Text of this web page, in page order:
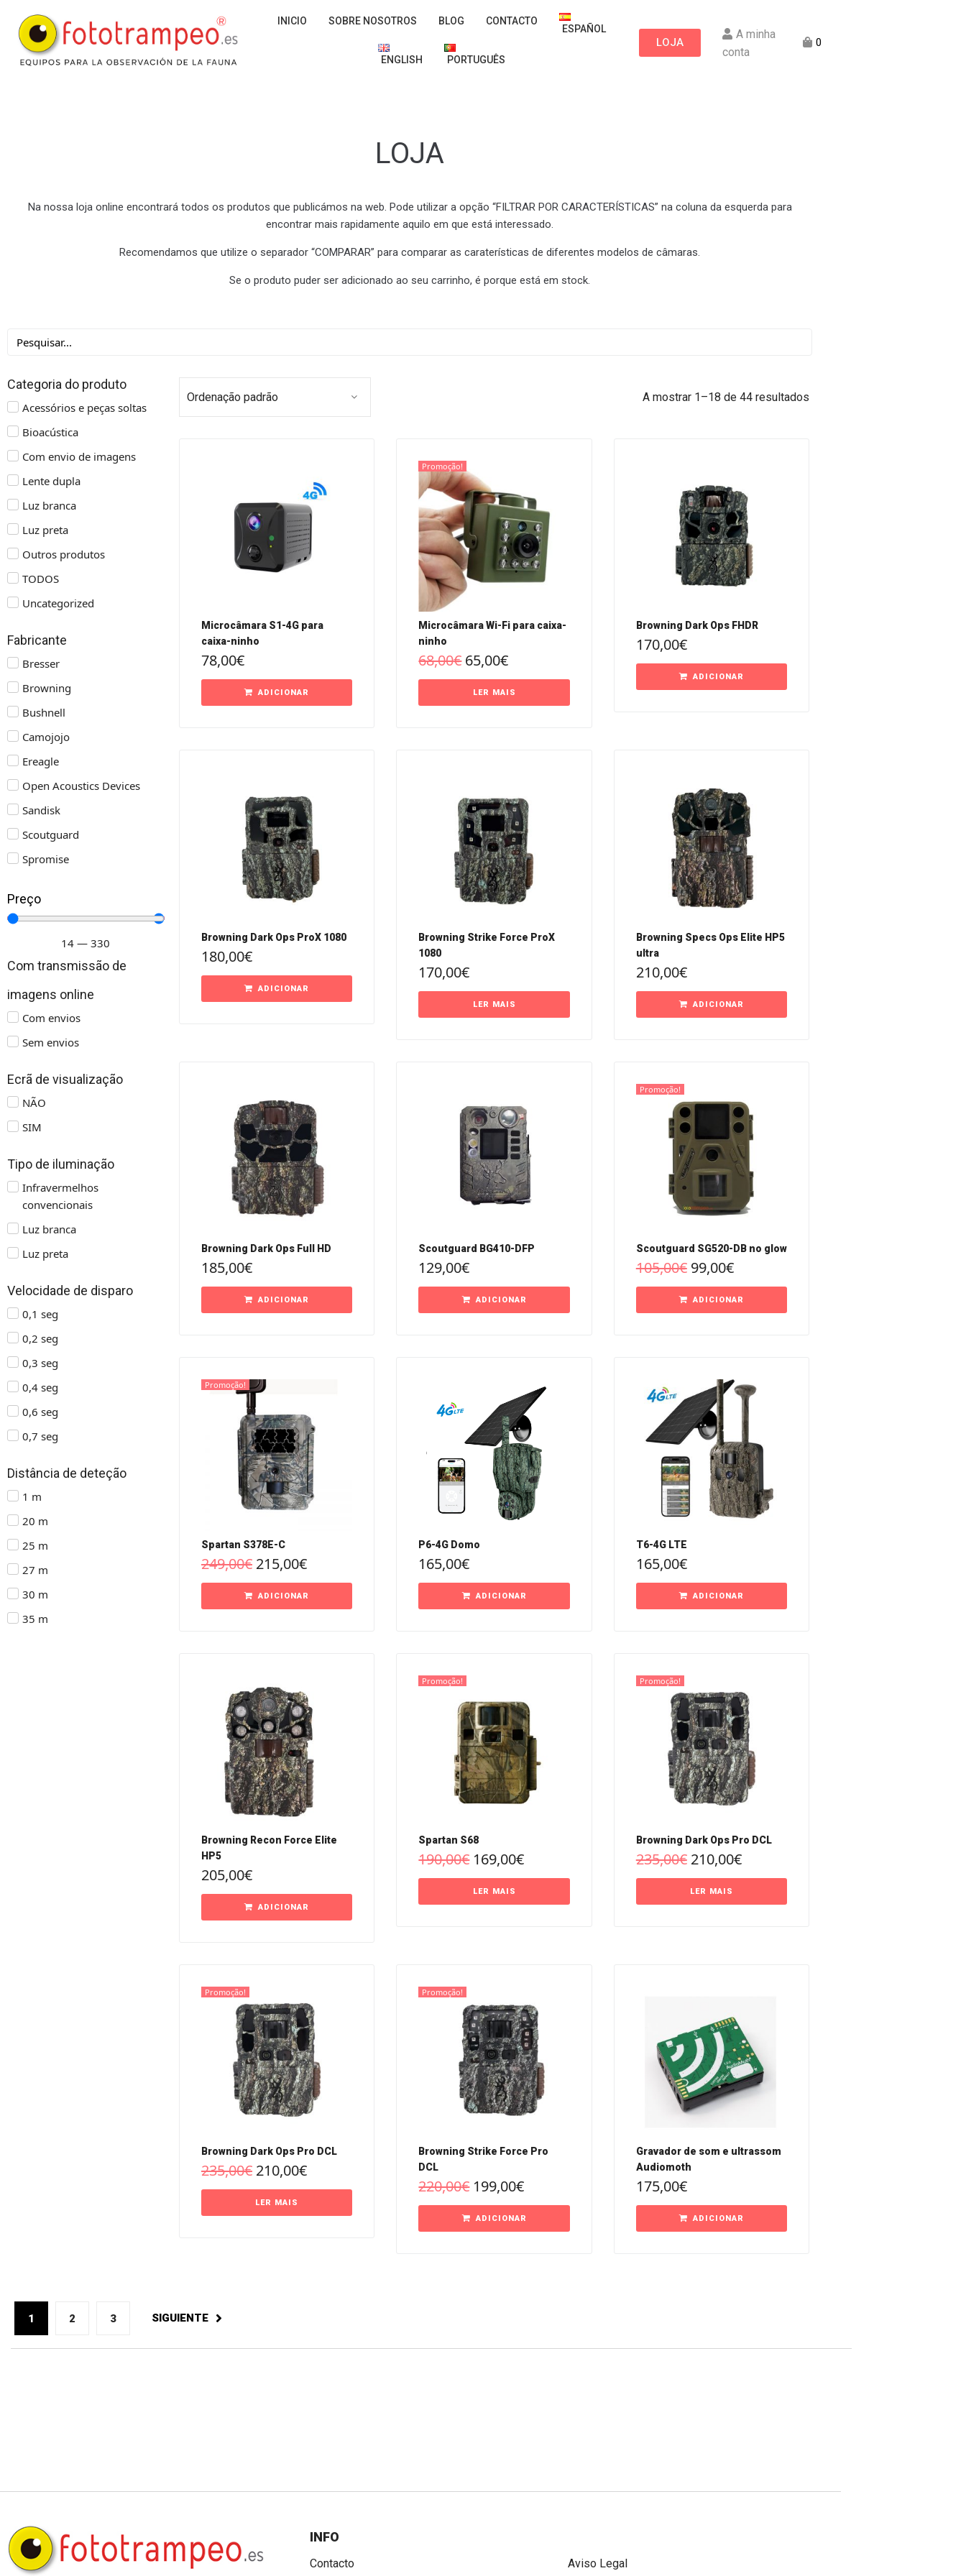
INICIO SOBRE NOSOTROS BLOG CONTACTO
ESPAÑOL
ENGLISH PORTUGUÊS
LOJA
A minha
conta
0
LOJA
Na nossa loja online encontrará todos os produtos que publicámos na web. Pode utilizar a opção “FILTRAR POR CARACTERÍSTICAS” na coluna da esquerda para
encontrar mais rapidamente aquilo em que está interessado.
Recomendamos que utilize o separador “COMPARAR” para comparar as caraterísticas de diferentes modelos de câmaras.
Se o produto puder ser adicionado ao seu carrinho, é porque está em stock.
Categoria do produto
Acessórios e peças soltas
Bioacústica
Com envio de imagens
Lente dupla
Luz branca
Luz preta
Outros produtos
TODOS
Uncategorized
Fabricante
Bresser
Browning
Bushnell
Camojojo
Ereagle
Open Acoustics Devices
Sandisk
Scoutguard
Spromise
Preço
14 —330
Com transmissão de
imagens online
Com envios
Sem envios
Ecrã de visualização
NÃO
SIM
Tipo de iluminação
Infravermelhos
convencionais
Luz branca
Luz preta
Velocidade de disparo
0,1 seg
0,2 seg
0,3 seg
0,4 seg
0,6 seg
0,7 seg
Distância de deteção
1 m
20 m
25 m
27 m
30 m
35 m
A mostrar 1–18 de 44 resultados
Microcâmara S1-4G para
caixa-ninho
78,00€
ADICIONAR
Promoção!
Microcâmara Wi-Fi para caixa-
ninho
68,00€ 65,00€
LER MAIS
Browning Dark Ops FHDR
170,00€
ADICIONAR
Browning Dark Ops ProX 1080
180,00€
ADICIONAR
Browning Strike Force ProX
1080
170,00€
LER MAIS
Browning Specs Ops Elite HP5
ultra
210,00€
ADICIONAR
Browning Dark Ops Full HD
185,00€
ADICIONAR
Scoutguard BG410-DFP
129,00€
ADICIONAR
Promoção!
Scoutguard SG520-DB no glow
105,00€ 99,00€
ADICIONAR
Promoção!
Spartan S378E-C
249,00€ 215,00€
ADICIONAR
P6-4G Domo
165,00€
ADICIONAR
T6-4G LTE
165,00€
ADICIONAR
Browning Recon Force Elite
HP5
205,00€
ADICIONAR
Promoção!
Spartan S68
190,00€ 169,00€
LER MAIS
Promoção!
Browning Dark Ops Pro DCL
235,00€ 210,00€
LER MAIS
Promoção!
Browning Dark Ops Pro DCL
235,00€ 210,00€
LER MAIS
Promoção!
Browning Strike Force Pro
DCL
220,00€ 199,00€
ADICIONAR
Gravador de som e ultrassom
Audiomoth
175,00€
ADICIONAR
1 2 3 SIGUIENTE
INFO
Contacto Aviso Legal